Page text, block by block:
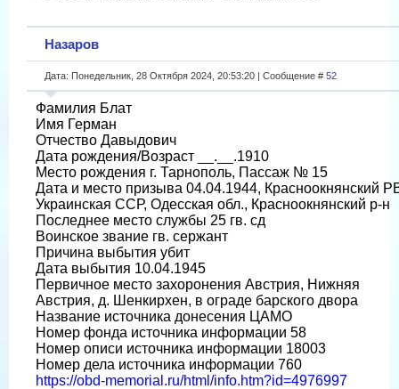
Назаров
Дата: Понедельник, 28 Октября 2024, 20:53:20 | Сообщение # 52
Фамилия Блат
Имя Герман
Отчество Давыдович
Дата рождения/Возраст __.__.1910
Место рождения г. Тарнополь, Пассаж № 15
Дата и место призыва 04.04.1944, Красноокнянский
Украинская ССР, Одесская обл., Красноокнянский р-н
Последнее место службы 25 гв. сд
Воинское звание гв. сержант
Причина выбытия убит
Дата выбытия 10.04.1945
Первичное место захоронения Австрия, Нижняя
Австрия, д. Шенкирхен, в ограде барского двора
Название источника донесения ЦАМО
Номер фонда источника информации 58
Номер описи источника информации 18003
Номер дела источника информации 760
https://obd-memorial.ru/html/info.htm?id=4976997